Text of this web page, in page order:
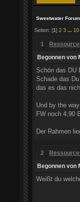
Sweetwater Forum
Seiten: [1]2 3 ... 10
1
Begonnen von
Schön das DU
Schade das
das es das
Und by the
FW noch 4,90
Der Rahmen
2
Begonnen von
Weißt du